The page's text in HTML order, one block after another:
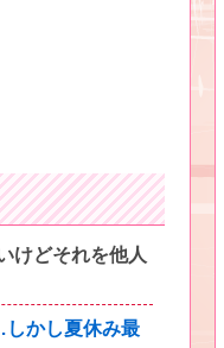
けどそれを他人
かし夏休み最